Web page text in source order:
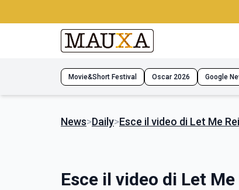
Movie&Short Festival Oscar 2026 Google
News>Daily>Esce il video di Let Me
Esce il video di Let